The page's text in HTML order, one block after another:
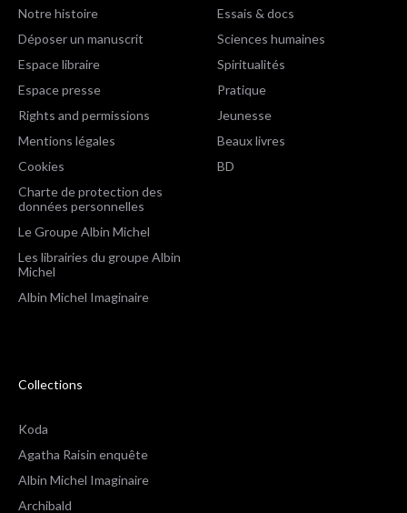
Notre histoire
Déposer un manuscrit
Espace libraire
Espace presse
Rights and permissions
Mentions légales
Cookies
Charte de protection des
données personnelles
Le Groupe Albin Michel
Les librairies du groupe Albin
Michel
Albin Michel Imaginaire
Essais & docs
Sciences humaines
Spiritualités
Pratique
Jeunesse
Beaux livres
BD
Collections
Koda
Agatha Raisin enquête
Albin Michel Imaginaire
Archibald